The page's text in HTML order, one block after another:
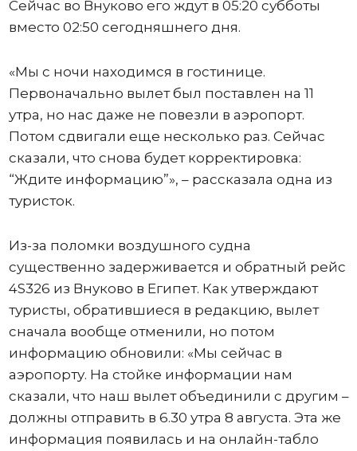
Сейчас во Внуково его ждут в 05:20 субботы
вместо 02:50 сегодняшнего дня.
«Мы с ночи находимся в гостинице.
Первоначально вылет был поставлен на 11
утра, но нас даже не повезли в аэропорт.
Потом сдвигали еще несколько раз. Сейчас
сказали, что снова будет корректировка:
“Ждите информацию”», – рассказала одна из
туристок.
Из-за поломки воздушного судна
существенно задерживается и обратный рейс
4S326 из Внуково в Египет. Как утверждают
туристы, обратившиеся в редакцию, вылет
сначала вообще отменили, но потом
информацию обновили: «Мы сейчас в
аэропорту. На стойке информации нам
сказали, что наш вылет объединили с другим –
должны отправить в 6.30 утра 8 августа. Эта же
информация появилась и на онлайн-табло